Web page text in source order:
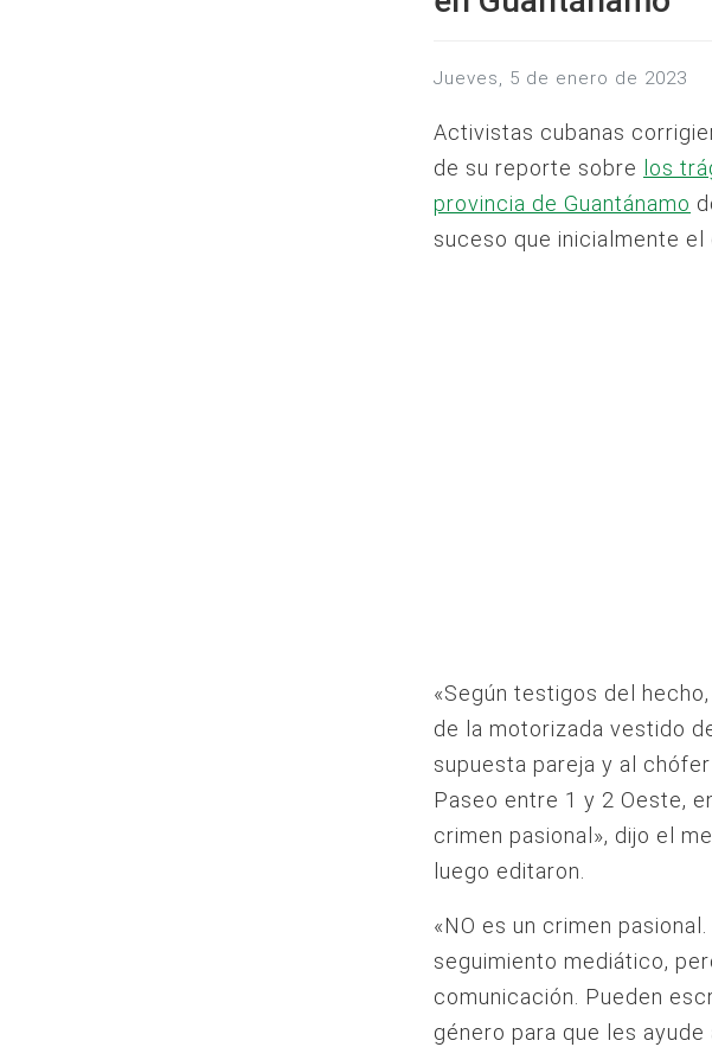
jueves, 5 de enero de 2023
Activistas cubanas
de su reporte sobre
los
provincia de Guantánamo
suceso que inicialmente el
«Según testigos del
de la motorizada vestido
supuesta pareja y al
Paseo entre 1 y 2 Oeste,
crimen pasional», dijo el
luego editaron.
«NO es un crimen
seguimiento mediático,
comunicación. Pueden
género para que les